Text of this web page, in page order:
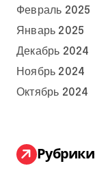
Февраль 2025
Январь 2025
Декабрь 2024
Ноябрь 2024
Октябрь 2024
Рубрики